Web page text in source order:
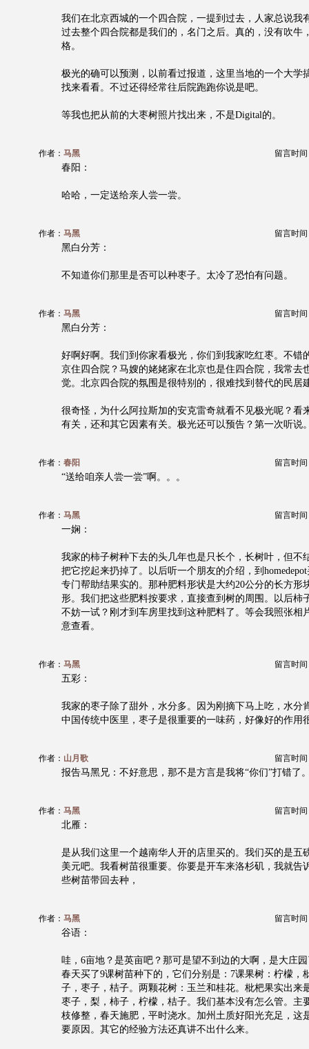
我们在北京西城的一个四合院，一提到过去，人家总说我
过去整个四合院都是我们的，名门之后。真的，没有吹牛
格。
极光的确可以预测，以前看过报道，这里当地的一个大学
找来看看。不过还得经常往后院跑跑你说是吧。
等我也把从前的大枣树照片找出来，不是Digital的。
作者： 马黑 留言时间
春阳：
哈哈，一定送给亲人尝一尝。
作者： 马黑 留言时间
黑白分芳：
不知道你们那里是否可以种枣子。太冷了恐怕有问题。
作者： 马黑 留言时间
黑白分芳：
好啊好啊。我们到你家看极光，你们到我家吃红枣。不错
京住四合院？马嫂的姥姥家在北京也是住四合院，我常去
觉。北京四合院的氛围是很特别的，很难找到替代的民居
很奇怪，为什么阿拉斯加的安克雷奇就看不见极光呢？看
有关，还和其它因素有关。极光还可以预告？第一次听说
作者： 春阳 留言时间
“送给咱亲人尝一尝”啊。。。
作者： 马黑 留言时间
一娴：
我家的柿子树种下去的头几年也是只长个，长树叶，但不
把它挖起来扔掉了。以后听一个朋友的介绍，到
专门帮助结果实的。那种肥料形状是大约20公分的长方形
形。我们把这些肥料按要求，直接查到树的周围。以后柿
不妨一试？刚才到车房里找到这种肥料了。等会我照张相
意查看。
作者： 马黑 留言时间
五彩：
我家的枣子除了甜外，水分多。因为刚摘下马上吃，水分
中国传统中医里，枣子是很重要的一味药，好像好的作用
作者： 山月歌 留言时间
报告马黑兄：不好意思，那不是方言是我将“你们”打错了
作者： 马黑 留言时间
北雁：
是从我们这里一个越南华人开的店里买的。我们买的是五
美元吧。我看树苗很重要。你要是开车来洛杉矶，我就告
些树苗带回去种，
作者： 马黑 留言时间
谷语：
哇，6亩地？是英亩吧？那可是望不到边的大啊，是大庄
春天买了9课树苗种下的，它们分别是：7课果树：柠檬，
子，枣子，桔子。两颗花树：玉兰和桂花。枇杷果实出来
枣子，梨，柿子，柠檬，桔子。我们基本没有怎么管。主
枝修整，春天施肥，平时浇水。加州土质好阳光充足，这
要原因。其它的经验方法还真讲不出什么来。